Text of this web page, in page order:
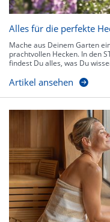
Alles für die perfekte
Mache aus Deinem Garten
prachtvollen Hecken. In den
findest Du alles, was Du
Artikel ansehen